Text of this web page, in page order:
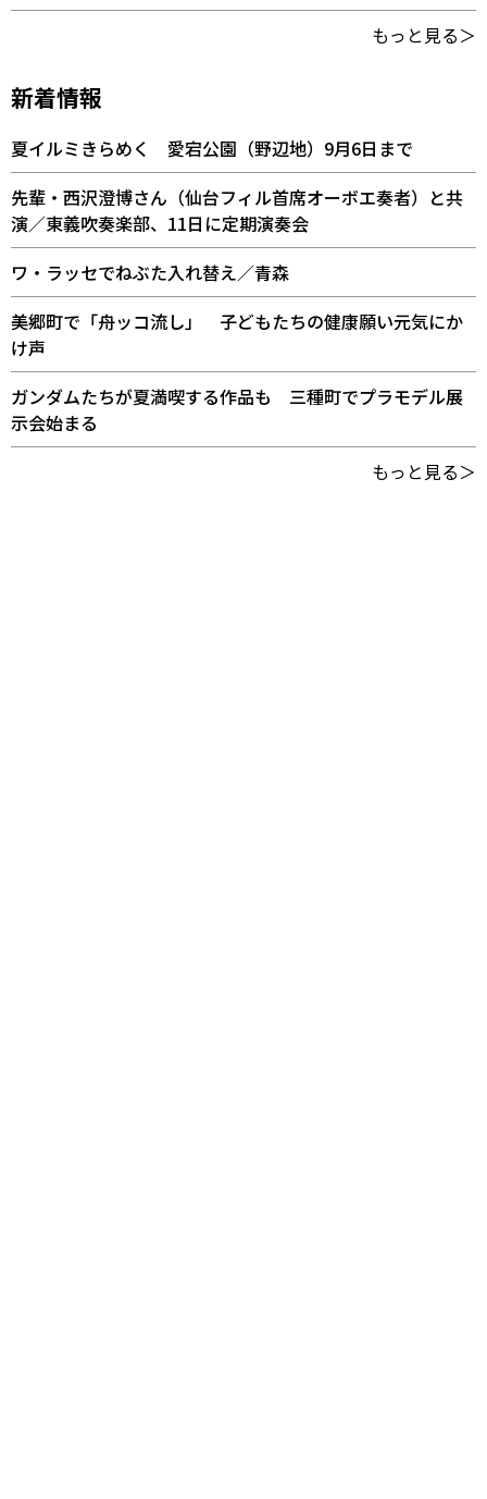
もっと見る＞
新着情報
夏イルミきらめく 愛宕公園（野辺地）9月6日まで
先輩・西沢澄博さん（仙台フィル首席オーボエ奏者）と共
演／東義吹奏楽部、11日に定期演奏会
ワ・ラッセでねぶた入れ替え／青森
美郷町で「舟ッコ流し」 子どもたちの健康願い元気にか
け声
ガンダムたちが夏満喫する作品も 三種町でプラモデル展
示会始まる
もっと見る＞